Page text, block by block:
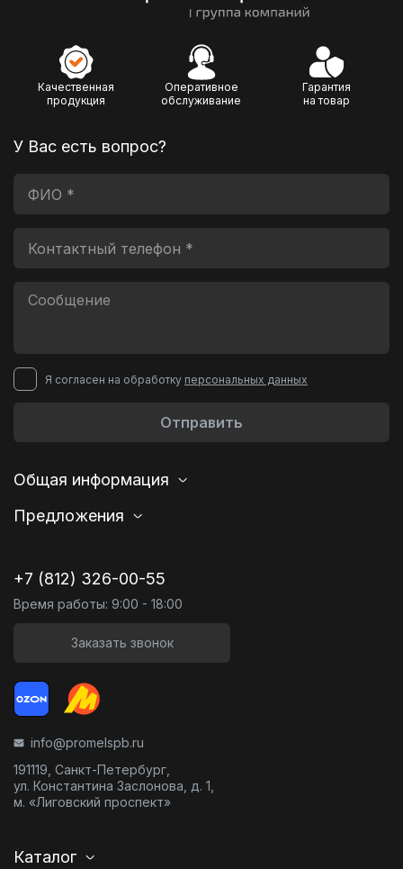
Качественная
продукция
Оперативное
обслуживание
Гарантия
на товар
У Вас есть вопрос?
Я согласен на обработку персональных данных
Отправить
Общая информация
Предложения
+7 (812) 326-00-55
Время работы: 9:00 - 18:00
Заказать звонок
info@promelspb.ru
191119, Санкт-Петербург,
ул. Константина Заслонова, д. 1,
м. «Лиговский проспект»
Каталог